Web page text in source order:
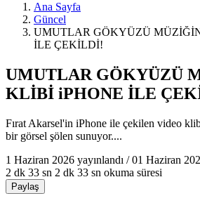
Ana Sayfa
Güncel
UMUTLAR GÖKYÜZÜ
İLE ÇEKİLDİ!
UMUTLAR GÖKYÜZÜ
KLİBİ iPHONE İLE
Fırat Akarsel'in iPhone ile çekilen video
bir görsel şölen sunuyor....
1 Haziran 2026 yayınlandı /01 Haziran
2 dk 33 sn 2 dk 33 sn okuma süresi
Paylaş